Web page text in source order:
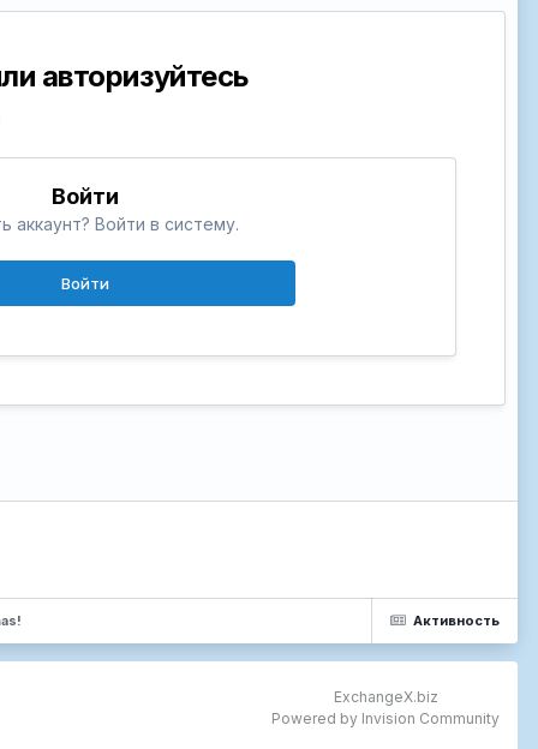
авторизуйтесь
Войти
аккаунт? Войти в систему.
Войти
Активность
ExchangeX.biz
Powered by Invision Community